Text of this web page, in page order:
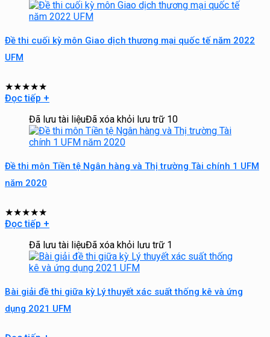
Đề thi cuối kỳ môn Giao dịch thương mại quốc tế năm 2022
UFM
★★★★★
Đọc tiếp +
Đã lưu tài liệuĐã xóa khỏi lưu trữ 10
Đề thi môn Tiền tệ Ngân hàng và Thị trường Tài chính 1 UFM
năm 2020
★★★★★
Đọc tiếp +
Đã lưu tài liệuĐã xóa khỏi lưu trữ 1
Bài giải đề thi giữa kỳ Lý thuyết xác suất thống kê và ứng
dụng 2021 UFM